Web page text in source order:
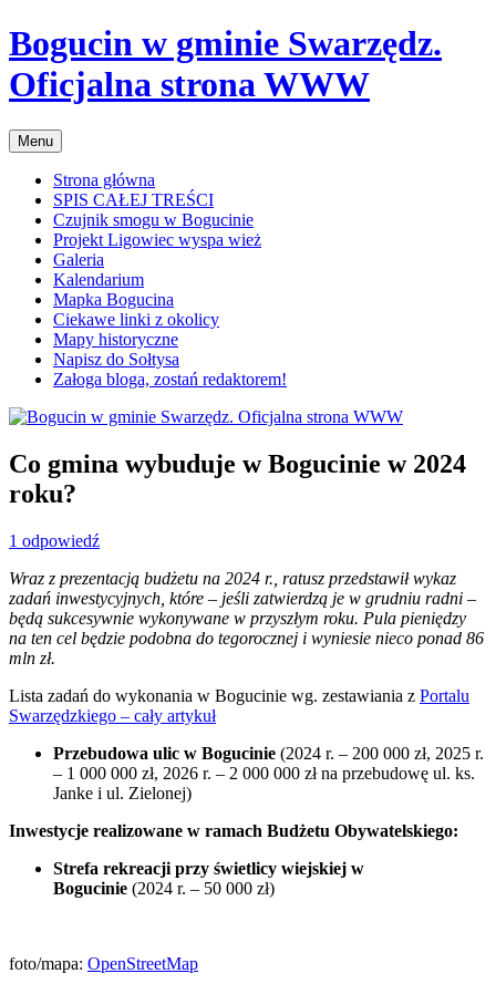
Przejdź
do
treści
Bogucin w gminie Swarzędz.
Oficjalna strona WWW
Menu
Strona główna
SPIS CAŁEJ TREŚCI
Czujnik smogu w Bogucinie
Projekt Ligowiec wyspa wież
Galeria
Kalendarium
Mapka Bogucina
Ciekawe linki z okolicy
Mapy historyczne
Napisz do Sołtysa
Załoga bloga, zostań redaktorem!
Co gmina wybuduje w Bogucinie w 2024
roku?
1 odpowiedź
Wraz z prezentacją budżetu na 2024 r., ratusz przedstawił wykaz
zadań inwestycyjnych, które – jeśli zatwierdzą je w grudniu radni –
będą sukcesywnie wykonywane w przyszłym roku. Pula pieniędzy
na ten cel będzie podobna do tegorocznej i wyniesie nieco ponad 86
mln zł.
Lista zadań do wykonania w Bogucinie wg. zestawiania z Portalu
Swarzędzkiego – cały artykuł
Przebudowa ulic w Bogucinie (2024 r. – 200 000 zł, 2025 r.
– 1 000 000 zł, 2026 r. – 2 000 000 zł na przebudowę ul. ks.
Janke i ul. Zielonej)
Inwestycje realizowane w ramach Budżetu Obywatelskiego:
Strefa rekreacji przy świetlicy wiejskiej w
Bogucinie (2024 r. – 50 000 zł)
foto/mapa: OpenStreetMap